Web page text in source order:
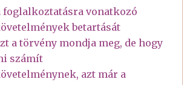
foglalkoztatásra vonatkozó
betartását
a törvény mondja meg, de hogy
számít
azt már a